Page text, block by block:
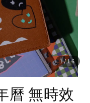
1/16
曆 無時效